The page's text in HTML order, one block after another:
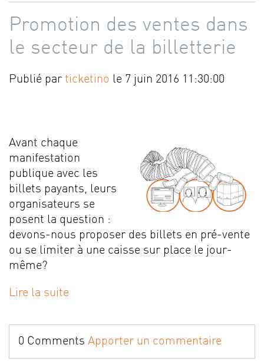
Promotion des ventes dans
le secteur de la billetterie
Publié par ticketino le 7 juin 2016 11:30:00
Avant chaque
manifestation
publique avec les
billets payants, leurs
organisateurs se
posent la question :
devons-nous proposer des billets en pré-vente
ou se limiter à une caisse sur place le jour-
même?
Lire la suite
0 Comments Apporter un commentaire